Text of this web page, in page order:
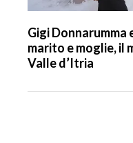
Gigi Donnarumma
marito e moglie, il
Valle d’Itria